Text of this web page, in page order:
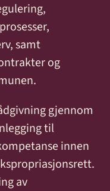
samt
og
gjennom
til
innen
av